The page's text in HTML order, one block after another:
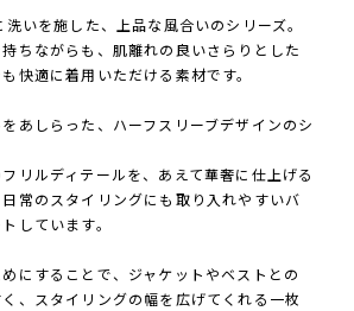
いを施した、上品な風合いのシリーズ。
ちながらも、肌離れの良いさらりとした
快適に着用いただける素材です。
あしらった、ハーフスリーブデザインのシ
リルディテールを、あえて華奢に仕上げる
常のスタイリングにも取り入れやすいバ
しています。
にすることで、ジャケットやベストとの
、スタイリングの幅を広げてくれる一枚